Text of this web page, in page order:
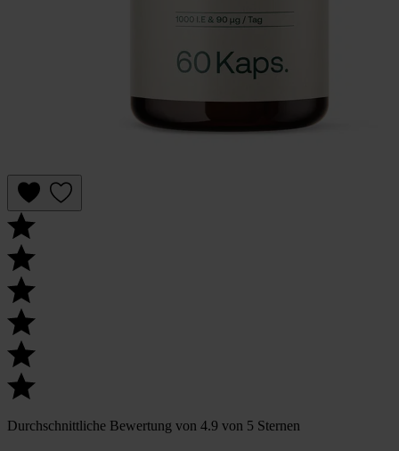
Durchschnittliche Bewertung von 4.9 von 5 Sternen